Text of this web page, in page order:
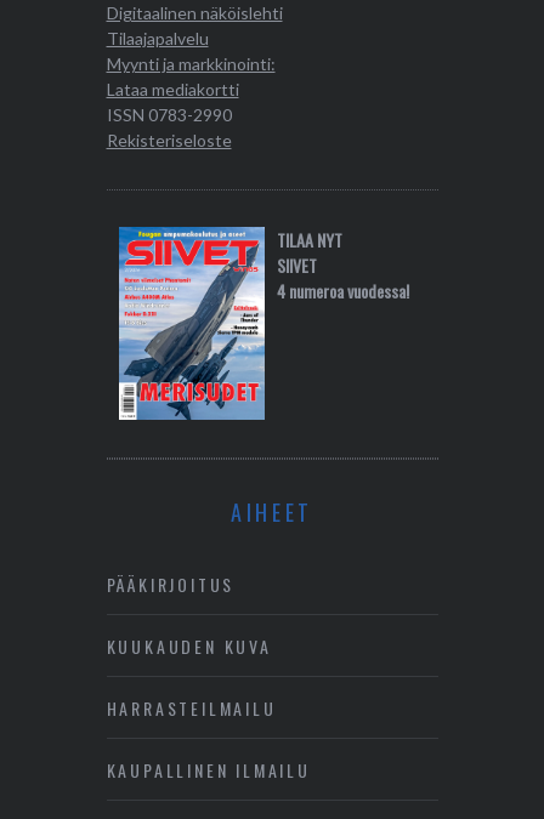
Digitaalinen näköislehti
Tilaajapalvelu
Myynti ja markkinointi:
Lataa mediakortti
ISSN 0783-2990
Rekisteriseloste
TILAA NYT
SIIVET
4 numeroa vuodessa!
AIHEET
PÄÄKIRJOITUS
KUUKAUDEN KUVA
HARRASTEILMAILU
KAUPALLINEN ILMAILU